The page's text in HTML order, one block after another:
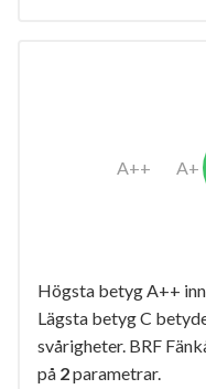
Högsta betyg A++
Lägsta betyg C
svårigheter. BRF
på 2parametrar.